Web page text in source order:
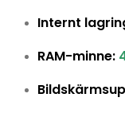
Internt
RAM-minne: